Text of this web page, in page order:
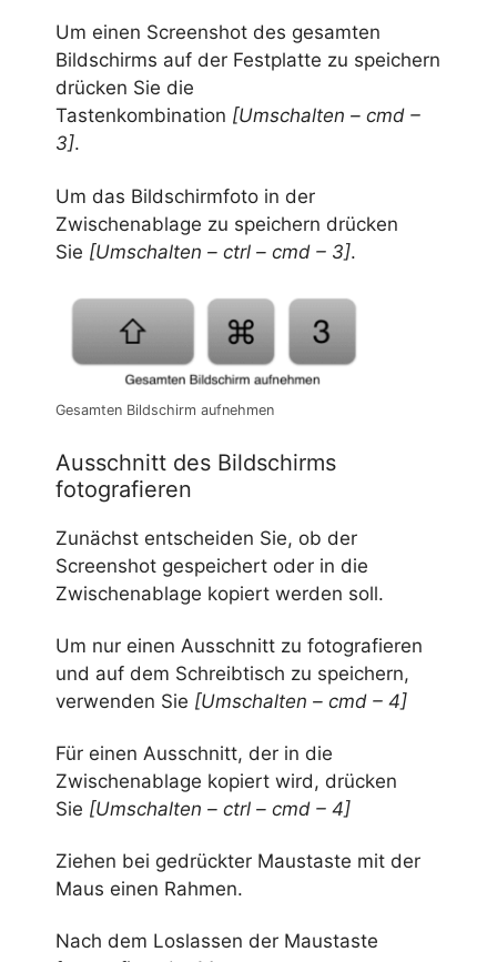
Um einen Screenshot des gesamten
Bildschirms auf der Festplatte zu speichern
drücken Sie die
Tastenkombination [Umschalten – cmd –
3].
Um das Bildschirmfoto in der
Zwischenablage zu speichern drücken
Sie [Umschalten – ctrl – cmd – 3].
Gesamten Bildschirm aufnehmen
Ausschnitt des Bildschirms
fotografieren
Zunächst entscheiden Sie, ob der
Screenshot gespeichert oder in die
Zwischenablage kopiert werden soll.
Um nur einen Ausschnitt zu fotografieren
und auf dem Schreibtisch zu speichern,
verwenden Sie [Umschalten – cmd – 4]
Für einen Ausschnitt, der in die
Zwischenablage kopiert wird, drücken
Sie [Umschalten – ctrl – cmd – 4]
Ziehen bei gedrückter Maustaste mit der
Maus einen Rahmen.
Nach dem Loslassen der Maustaste